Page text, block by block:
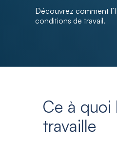
Découvrez comment
conditions de travail.
Ce à quoi
travaille